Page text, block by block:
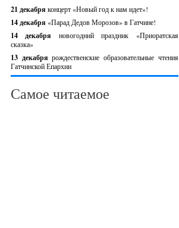
21 декабря концерт «Новый год к нам идет»!
14 декабря «Парад Дедов Морозов» в Гатчине!
14 декабря новогодний праздник «Приоратская
сказка»
13 декабрярождественские образовательные чтения
Гатчинской Епархии
Самое читаемое